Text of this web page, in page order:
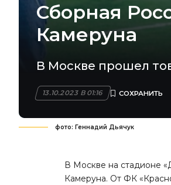
Сборная
Камеруна
В Москве прошел
13.10.2023 В 01:16
фото: Геннадий Дьячук
В Москве на стадионе
Камеруна. От ФК